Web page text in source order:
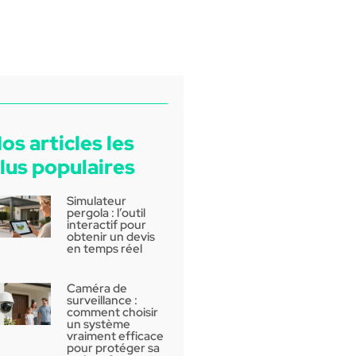
articles les
populaires
Simulateur
pergola : l’outil
interactif pour
obtenir un devis
en temps réel
Caméra de
surveillance :
comment choisir
un système
vraiment efficace
pour protéger sa